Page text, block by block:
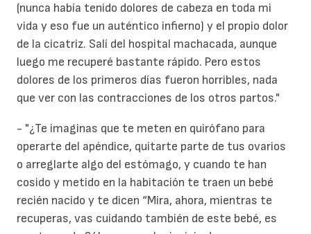
(nunca había tenido dolores de cabeza en toda mi
vida y eso fue un auténtico infierno) y el propio dolor
de la cicatriz. Salí del hospital machacada, aunque
luego me recuperé bastante rápido. Pero estos
dolores de los primeros días fueron horribles, nada
que ver con las contracciones de los otros partos."
- "¿Te imaginas que te meten en quirófano para
operarte del apéndice, quitarte parte de tus ovarios
o arreglarte algo del estómago, y cuando te han
cosido y metido en la habitación te traen un bebé
recién nacido y te dicen “Mira, ahora, mientras te
recuperas, vas cuidando también de este bebé, es